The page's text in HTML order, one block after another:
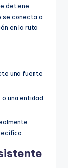
detiene
se conecta a
en la ruta
una fuente
una entidad